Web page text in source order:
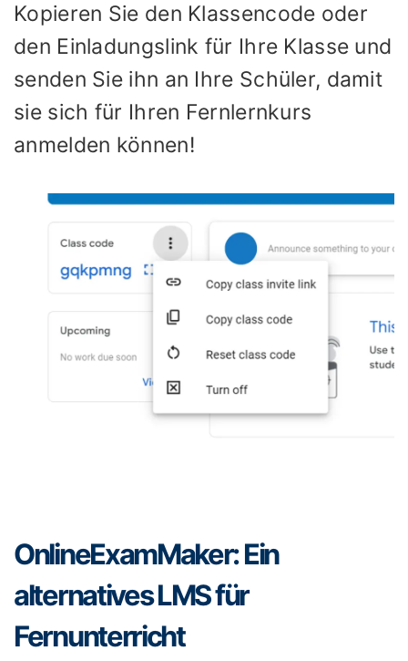
Kopieren Sie den Klassencode oder
den Einladungslink für Ihre Klasse und
senden Sie ihn an Ihre Schüler, damit
sie sich für Ihren Fernlernkurs
anmelden können!
OnlineExamMaker: Ein
alternatives LMS für
Fernunterricht